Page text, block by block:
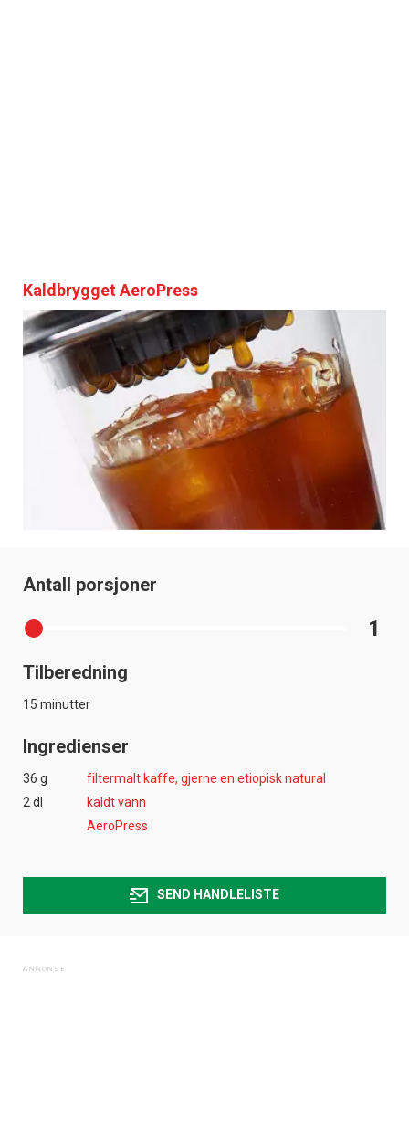
Kaldbrygget AeroPress
Antall porsjoner
1
Tilberedning
15 minutter
Ingredienser
36 g
filtermalt kaffe, gjerne en etiopisk natural
2 dl
kaldt vann
AeroPress
SEND HANDLELISTE